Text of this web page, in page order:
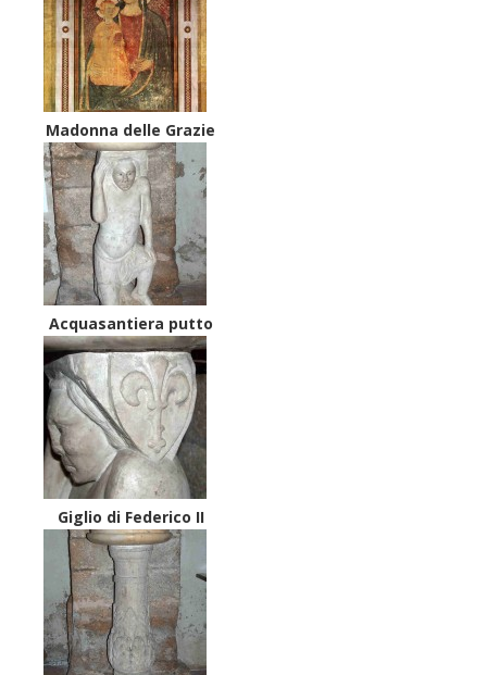
Madonna delle Grazie
Acquasantiera putto
Giglio di Federico II